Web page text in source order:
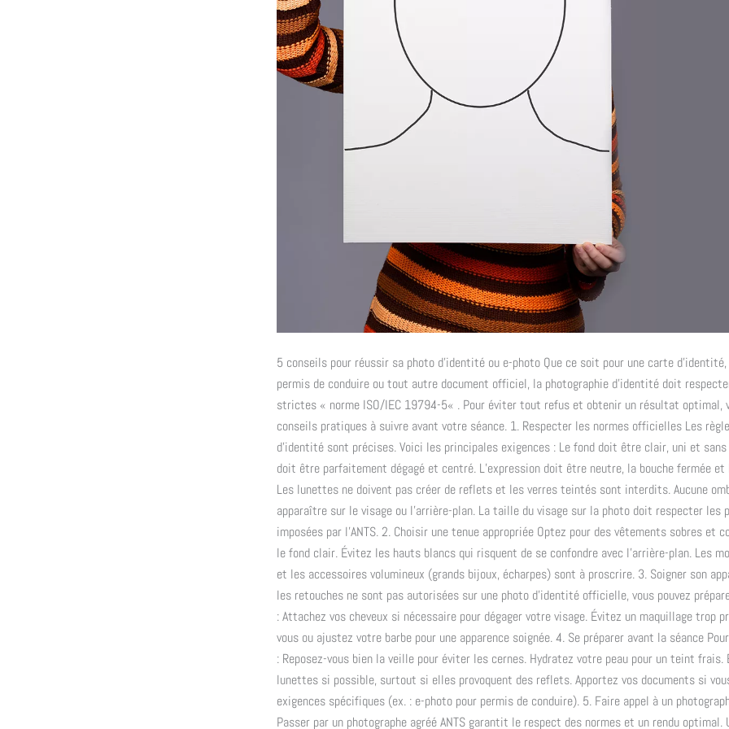
5 conseils pour réussir sa photo d’identité ou e-photo Que ce soit pour une carte
permis de conduire ou tout autre document officiel, la photographie d’identité doit
strictes « norme ISO/IEC 19794-5« . Pour éviter tout refus et obtenir un résultat optimal,
conseils pratiques à suivre avant votre séance. 1. Respecter les normes officielles Les
d’identité sont précises. Voici les principales exigences : Le fond doit être clair, uni et sans
doit être parfaitement dégagé et centré. L’expression doit être neutre, la bouche fermée et
Les lunettes ne doivent pas créer de reflets et les verres teintés sont interdits. Aucune
apparaître sur le visage ou l’arrière-plan. La taille du visage sur la photo doit respecter les
imposées par l’ANTS. 2. Choisir une tenue appropriée Optez pour des vêtements sobres et
le fond clair. Évitez les hauts blancs qui risquent de se confondre avec l’arrière-plan. Les
et les accessoires volumineux (grands bijoux, écharpes) sont à proscrire. 3. Soigner son
les retouches ne sont pas autorisées sur une photo d’identité officielle, vous pouvez
: Attachez vos cheveux si nécessaire pour dégager votre visage. Évitez un maquillage trop
vous ou ajustez votre barbe pour une apparence soignée. 4. Se préparer avant la séance
: Reposez-vous bien la veille pour éviter les cernes. Hydratez votre peau pour un teint frais.
lunettes si possible, surtout si elles provoquent des reflets. Apportez vos documents si
exigences spécifiques (ex. : e-photo pour permis de conduire). 5. Faire appel à un
Passer par un photographe agréé ANTS garantit le respect des normes et un rendu optimal.